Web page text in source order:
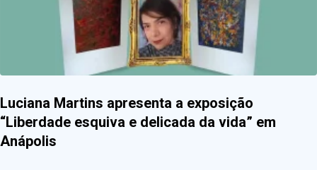
Luciana Martins apresenta a exposição
“Liberdade esquiva e delicada da vida” em
Anápolis